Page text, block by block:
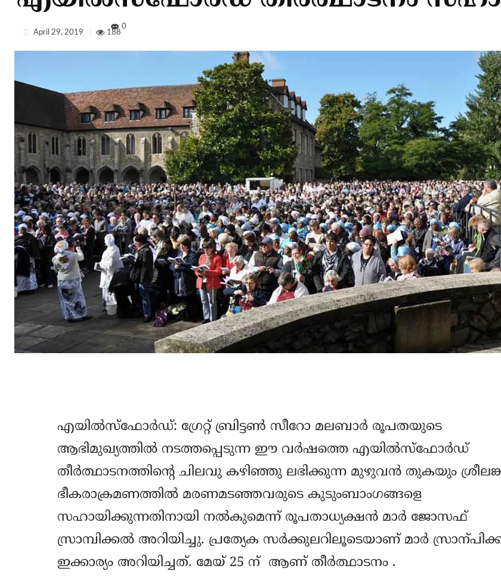
April 29, 2019 188
0
എയിൽസ്‌ഫോർഡ്: ഗ്രേറ്റ് ബ്രിട്ടൺ സീറോ മലബാർ രൂപതയുടെ
ആഭിമുഖ്യത്തിൽ നടത്തപ്പെടുന്ന ഈ വർഷത്തെ എയിൽസ്‌ഫോർഡ്
തീർത്ഥാടനത്തിന്റെ ചിലവു കഴിഞ്ഞു ലഭിക്കുന്ന മുഴുവൻ തുകയും
ഭീകരാക്രമണത്തിൽ മരണമടഞ്ഞവരുടെ കുടുംബാംഗങ്ങളെ
സഹായിക്കുന്നതിനായി നൽകുമെന്ന് രൂപതാധ്യക്ഷൻ മാർ ജോസഫ്
സ്രാമ്പിക്കൽ അറിയിച്ചു. പ്രത്യേക സർക്കുലറിലൂടെയാണ് മാര്‍
ഇക്കാര്യം അറിയിച്ചത്. മേയ് 25 ന് ആണ് തീര്‍ത്ഥാടനം .